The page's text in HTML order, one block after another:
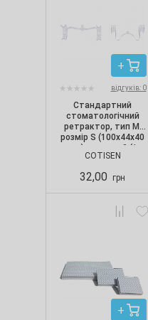
відгуків: 0
Стандартний
стоматологічний
ретрактор, тип М,
розмір S (100х44х40
мм), прозорий (1
шт./уп.)
COTISEN
32,00 грн